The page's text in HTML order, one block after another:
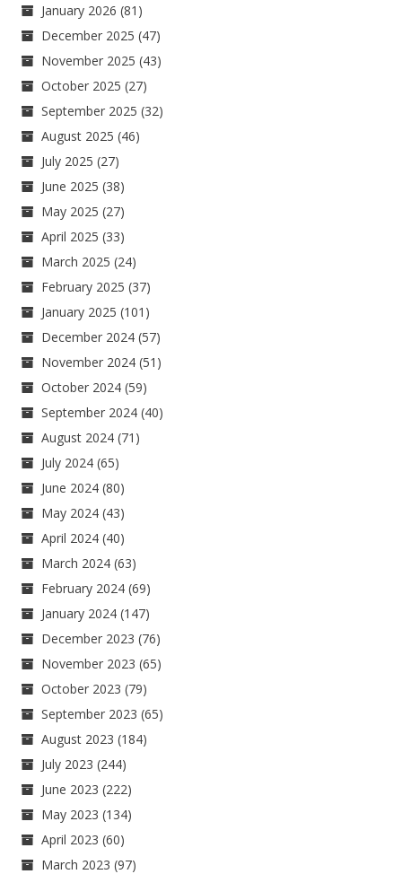
January 2026 (81)
December 2025 (47)
November 2025 (43)
October 2025 (27)
September 2025 (32)
August 2025 (46)
July 2025 (27)
June 2025 (38)
May 2025 (27)
April 2025 (33)
March 2025 (24)
February 2025 (37)
January 2025 (101)
December 2024 (57)
November 2024 (51)
October 2024 (59)
September 2024 (40)
August 2024 (71)
July 2024 (65)
June 2024 (80)
May 2024 (43)
April 2024 (40)
March 2024 (63)
February 2024 (69)
January 2024 (147)
December 2023 (76)
November 2023 (65)
October 2023 (79)
September 2023 (65)
August 2023 (184)
July 2023 (244)
June 2023 (222)
May 2023 (134)
April 2023 (60)
March 2023 (97)